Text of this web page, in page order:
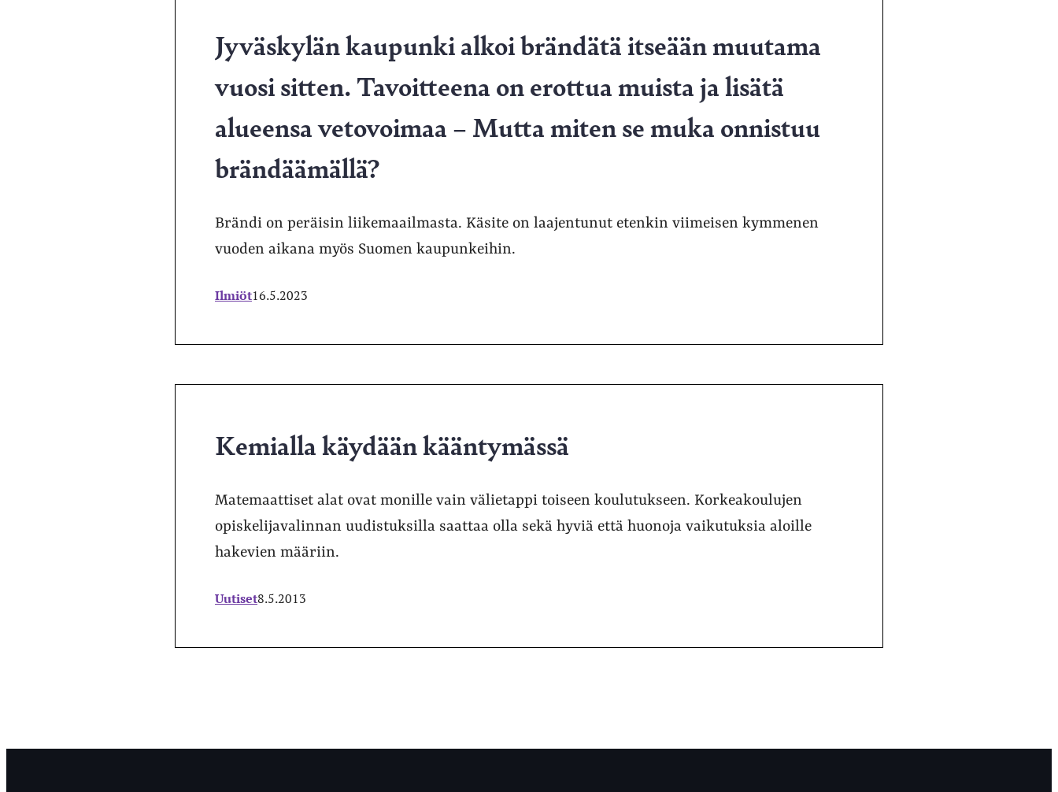
Jyväskylän kaupunki alkoi brändätä itseään muutama
vuosi sitten. Tavoitteena on erottua muista ja lisätä
alueensa vetovoimaa – Mutta miten se muka onnistuu
brändäämällä?
Brändi on peräisin liikemaailmasta. Käsite on laajentunut etenkin viimeisen kymmenen
vuoden aikana myös Suomen kaupunkeihin.
Ilmiöt16.5.2023
Kemialla käydään kääntymässä
Matemaattiset alat ovat monille vain välietappi toiseen koulutukseen. Korkeakoulujen
opiskelijavalinnan uudistuksilla saattaa olla sekä hyviä että huonoja vaikutuksia aloille
hakevien määriin.
Uutiset8.5.2013